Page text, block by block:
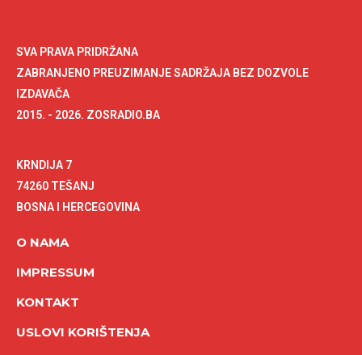
SVA PRAVA PRIDRŽANA
ZABRANJENO PREUZIMANJE SADRŽAJA BEZ DOZVOLE
IZDAVAČA
2015. - 2026. ZOSRADIO.BA
KRNDIJA 7
74260 TEŠANJ
BOSNA I HERCEGOVINA
O NAMA
IMPRESSUM
KONTAKT
USLOVI KORIŠTENJA